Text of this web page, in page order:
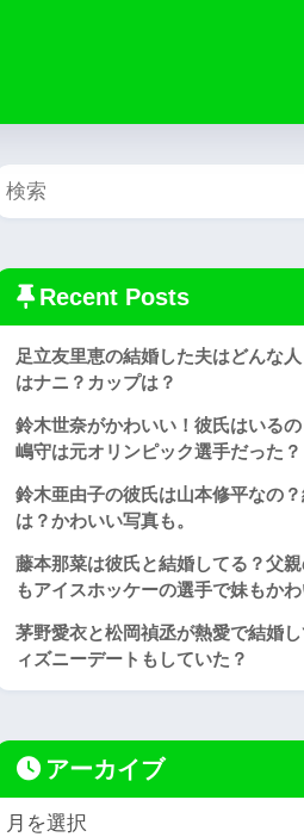
Recent Posts
足立友里恵の結婚した夫はどんな
はナニ？カップは？
鈴木世奈がかわいい！彼氏はいる
嶋守は元オリンピック選手だった？
鈴木亜由子の彼氏は山本修平なの
は？かわいい写真も。
藤本那菜は彼氏と結婚してる？父
もアイスホッケーの選手で妹もかわ
茅野愛衣と松岡禎丞が熱愛で結婚
ィズニーデートもしていた？
アーカイブ